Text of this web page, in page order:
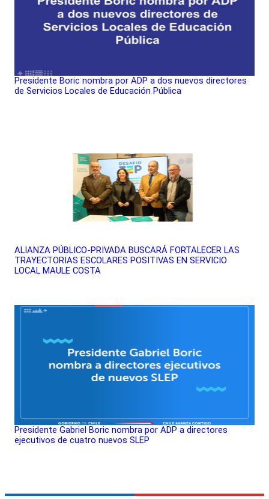
Presidente Boric nombra por ADP a dos nuevos directores
de Servicios Locales de Educación Pública
ALIANZA PÚBLICO-PRIVADA BUSCARÁ FORTALECER LAS
TRAYECTORIAS ESCOLARES POSITIVAS EN SERVICIO
LOCAL MAULE COSTA
Presidente Gabriel Boric nombra por ADP a directores
ejecutivos de cuatro nuevos SLEP